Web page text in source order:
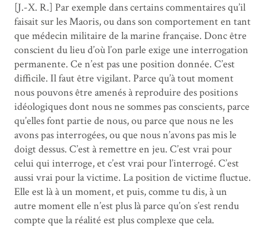
[J.-X. R.] Par exemple dans certains commentaires qu’il
faisait sur les Maoris, ou dans son comportement en tant
que médecin militaire de la marine française. Donc être
conscient du lieu d’où l’on parle exige une interrogation
permanente. Ce n’est pas une position donnée. C’est
difficile. Il faut être vigilant. Parce qu’à tout moment
nous pouvons être amenés à reproduire des positions
idéologiques dont nous ne sommes pas conscients, parce
qu’elles font partie de nous, ou parce que nous ne les
avons pas interrogées, ou que nous n’avons pas mis le
doigt dessus. C’est à remettre en jeu. C’est vrai pour
celui qui interroge, et c’est vrai pour l’interrogé. C’est
aussi vrai pour la victime. La position de victime fluctue.
Elle est là à un moment, et puis, comme tu dis, à un
autre moment elle n’est plus là parce qu’on s’est rendu
compte que la réalité est plus complexe que cela.